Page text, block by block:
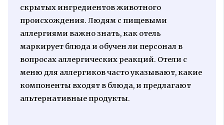
скрытых ингредиентов животного
происхождения. Людям с пищевыми
аллергиями важно знать, как отель
маркирует блюда и обучен ли персонал в
вопросах аллергических реакций. Отели с
меню для аллергиков часто указывают, какие
компоненты входят в блюда, и предлагают
альтернативные продукты.